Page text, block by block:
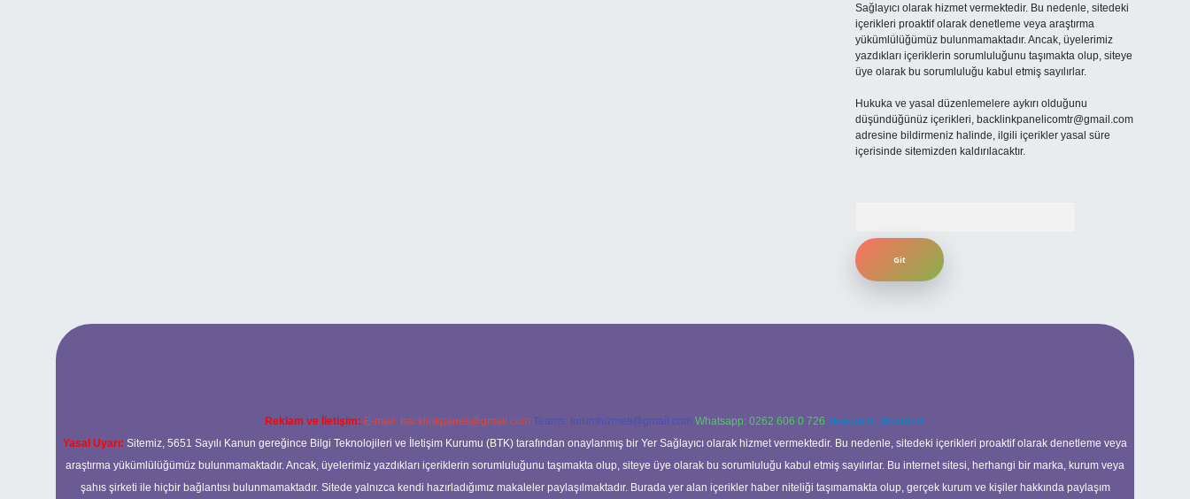
Sağlayıcı olarak hizmet vermektedir. Bu nedenle, sitedeki
içerikleri proaktif olarak denetleme veya araştırma
yükümlülüğümüz bulunmamaktadır. Ancak, üyelerimiz
yazdıkları içeriklerin sorumluluğunu taşımakta olup, siteye
üye olarak bu sorumluluğu kabul etmiş sayılırlar.
Hukuka ve yasal düzenlemelere aykırı olduğunu
düşündüğünüz içerikleri, backlinkpanelicomtr@gmail.com
adresine bildirmeniz halinde, ilgili içerikler yasal süre
içerisinde sitemizden kaldırılacaktır.
Reklam ve İletişim: E-mail: backlinkpaneli@gmail.com Teams: forumhizmeti@gmail.com Whatsapp: 0262 606 0 726 Telegram: @karabul
Yasal Uyarı: Sitemiz, 5651 Sayılı Kanun gereğince Bilgi Teknolojileri ve İletişim Kurumu (BTK) tarafından onaylanmış bir Yer Sağlayıcı olarak hizmet vermektedir. Bu nedenle, sitedeki içerikleri proaktif olarak denetleme veya
araştırma yükümlülüğümüz bulunmamaktadır. Ancak, üyelerimiz yazdıkları içeriklerin sorumluluğunu taşımakta olup, siteye üye olarak bu sorumluluğu kabul etmiş sayılırlar. Bu internet sitesi, herhangi bir marka, kurum veya
şahıs şirketi ile hiçbir bağlantısı bulunmamaktadır. Sitede yalnızca kendi hazırladığımız makaleler paylaşılmaktadır. Burada yer alan içerikler haber niteliği taşımamakta olup, gerçek kurum ve kişiler hakkında paylaşım